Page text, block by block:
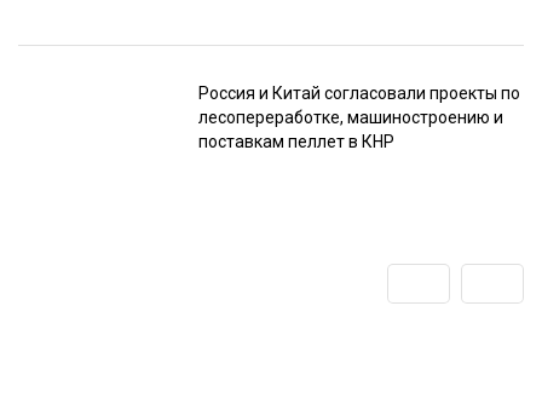
Россия и Китай согласовали проекты по
лесопереработке, машиностроению и
поставкам пеллет в КНР